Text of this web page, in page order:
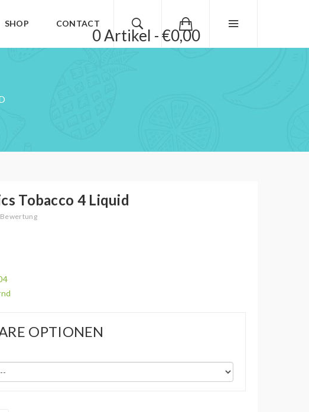
0 Artikel - €0,00
SHOP CONTACT
Tobacco 4 Liquid
OPTIONEN